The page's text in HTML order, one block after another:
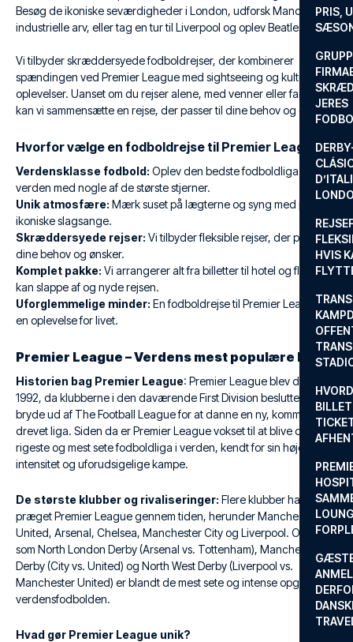
PRIS,
JERES
HVIS
Besøg de ikoniske seværdigheder i London, udforsk Manchesters
industrielle arv, eller tag en tur til Liverpool og oplev Beatles-byen.
Vi tilbyder skræddersyede fodboldrejser, der kombinerer
spændingen ved Premier League med sightseeing og kulturelle
oplevelser. Uanset om du rejser alene, med venner eller familie,
kan vi sammensætte en rejse, der passer til dine behov og ønsker.
Hvorfor vælge en fodboldrejse til Premier League?
Verdensklasse fodbold: Oplev den bedste fodboldliga i
verden med nogle af de største stjerner.
Unik atmosfære: Mærk suset på lægterne og syng med på de
ikoniske slagsange.
Skræddersyede rejser: Vi tilbyder fleksible rejser, der passer til
dine behov og ønsker.
Komplet pakke: Vi arrangerer alt fra billetter til hotel og fly, så du
kan slappe af og nyde rejsen.
Uforglemmelige minder: En fodboldrejse til Premier League er
en oplevelse for livet.
Premier League – Verdens mest populære liga
Historien bag Premier League: Premier League blev dannet i
1992, da klubberne i den daværende First Division besluttede at
bryde ud af The Football League for at danne en ny, kommercielt
drevet liga. Siden da er Premier League vokset til at blive den
rigeste og mest sete fodboldliga i verden, kendt for sin høje
intensitet og uforudsigelige kampe.
De største klubber og rivaliseringer: Flere klubber har
præget Premier League gennem tiden, herunder Manchester
United, Arsenal, Chelsea, Manchester City og Liverpool. Opgør
som North London Derby (Arsenal vs. Tottenham), Manchester
Derby (City vs. United) og North West Derby (Liverpool vs.
Manchester United) er blandt de mest sete og intense opgør i
verdensfodbolden.
Hvad gør Premier League unik?